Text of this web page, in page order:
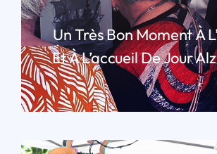
Un Très Bon Moment À
Et À L’accueil De Jour
LIRE PLUS